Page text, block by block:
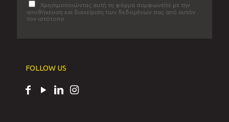
Χρησιμοποιώντας αυτή τη φόρμα συμφωνείτε με την
αποθήκευση και διαχείριση των δεδομένων σας από αυτόν
τον ιστότοπο.
FOLLOW US